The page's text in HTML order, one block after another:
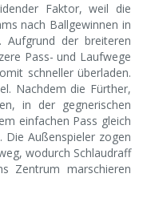
Faktor, weil die
nach Ballgewinnen in
Aufgrund der breiteren
Pass- und Laufwege
schneller überladen.
Nachdem die Fürther,
in der gegnerischen
einfachen Pass gleich
Die Außenspieler zogen
wodurch Schlaudraff
Zentrum marschieren